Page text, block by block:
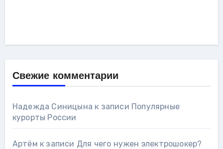
Свежие комментарии
Надежда Синицына к записи Популярные
курорты России
Артём к записи Для чего нужен электрошокер?